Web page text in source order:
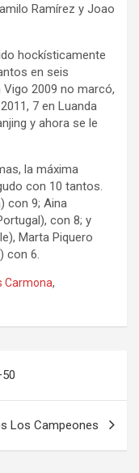
Ramírez y Joao
hockísticamente
en seis
2009 no marcó,
7 en Luanda
y ahora se le
la máxima
con 10 tantos.
con 9; Aina
con 8; y
Marta Piquero
con 6.
Carmona,
Los Campeones